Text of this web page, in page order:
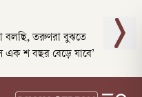
বলছি, তরুণরা বুঝতে
এক শ বছর বেড়ে যাবে’